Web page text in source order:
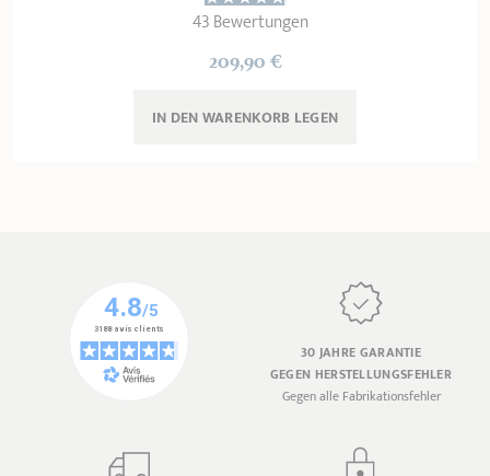
43 Bewertungen
209,90 €
LEGEN
30 JAHRE GARANTIE
GEGEN HERSTELLUNGSFEHLER
Gegen alle Fabrikationsfehler